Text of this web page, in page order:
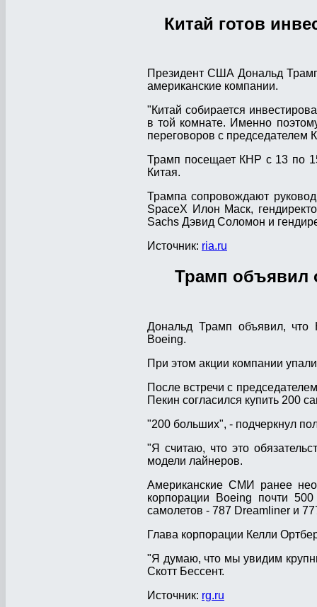
Китай готов
Президент США Дональд Трамп
американские компании.
"Китай собирается
в той комнате. Именно
переговоров с
Трамп посещает КНР с 13 по
Китая.
Трампа сопровождают
SpaceX Илон Маск,
Sachs Дэвид Соломон и
Источник: ria.ru
Трамп объявил
Дональд Трамп объявил, что
Boeing.
При этом акции компании
После встречи с
Пекин согласился купить 200
"200 больших", - подчеркнул
"Я считаю, что это
модели лайнеров.
Американские СМИ ранее
корпорации Boeing почти
самолетов - 787 Dreamliner и
Глава корпорации Келли
"Я думаю, что мы увидим
Скотт Бессент.
Источник: rg.ru